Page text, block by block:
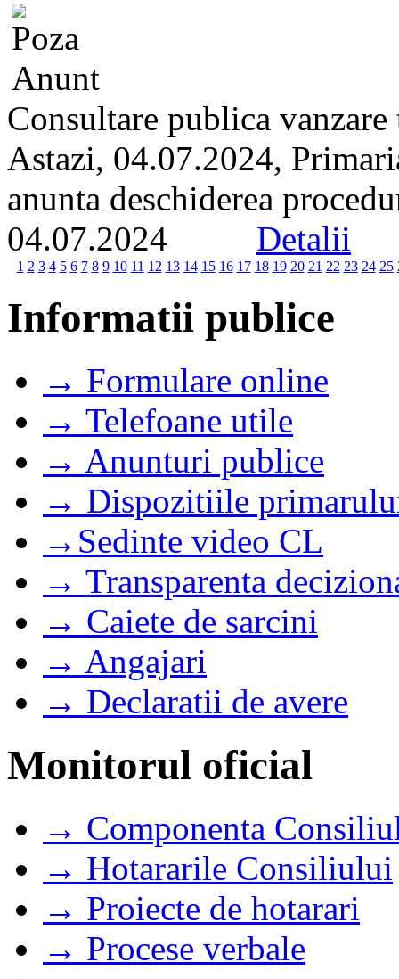
Consultare publica
Astazi, 04.07.2024,
anunta deschiderea
04.07.2024 Detalii
1 2 3 4 5 6 7 8 9 10 11 12 13 14 15 16 17 18 19 20 21 22 23 24 25
Informatii publice
→ Formulare online
→ Telefoane utile
→ Anunturi publice
→ Dispozitiile
→Sedinte video CL
→ Transparenta
→ Caiete de sarcini
→ Angajari
→ Declaratii de avere
Monitorul oficial
→ Componenta
→ Hotararile Consiliului
→ Proiecte de hotarari
→ Procese verbale